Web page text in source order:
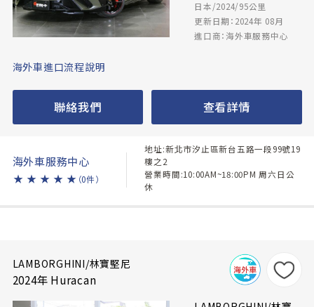
日本/2024/95公里
更新日期：2024年 08月
進口商：海外車服務中心
海外車進口流程說明
聯絡我們 查看詳情
海外車服務中心
★ ★ ★ ★ ★ （0件）
地址:新北市汐止區新台五路一段99號19
樓之2
營業時間:10:00AM~18:00PM 周六日公
休
LAMBORGHINI/林寶堅尼
2024年 Huracan